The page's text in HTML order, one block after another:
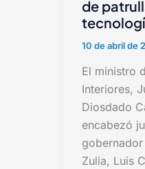
de
10 de abril de
El ministro
Interiores,
Diosdado
encabezó
Zulia, Luis